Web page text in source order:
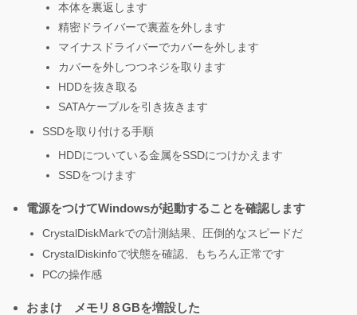
本体を裏返します
精密ドライバーで裏蓋を外します
マイナスドライバーでカバーを外します
カバーを外しつつネジを取ります
HDDを抜き取る
SATAケーブルを引き抜きます
SSDを取り付ける手順
HDDについている金属をSSDにつけかえます
SSDをつけます
電源をつけてWindowsが起動することを確認します
CrystalDiskMarkでの計測結果、圧倒的なスピードだ
CrystalDiskinfoで状態を確認、もちろん正常です
PCの操作感
おまけ メモリ８GBを増設した